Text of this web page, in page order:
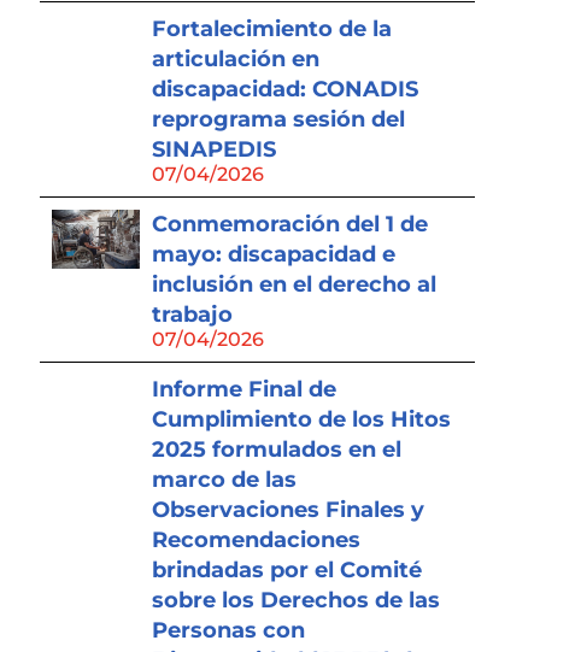
Fortalecimiento de la
articulación en
discapacidad: CONADIS
reprograma sesión del
SINAPEDIS
07/04/2026
Conmemoración del 1 de
mayo: discapacidad e
inclusión en el derecho al
trabajo
07/04/2026
Informe Final de
Cumplimiento de los Hitos
2025 formulados en el
marco de las
Observaciones Finales y
Recomendaciones
brindadas por el Comité
sobre los Derechos de las
Personas con